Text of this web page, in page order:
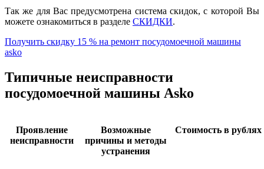
Так же для Вас предусмотрена система скидок, с которой Вы
можете ознакомиться в разделе СКИДКИ.
Получить скидку 15 % на ремонт посудомоечной машины
asko
Типичные неисправности
посудомоечной машины Asko
Проявление
неисправности
Возможные
причины и методы
устранения
Стоимость в рублях